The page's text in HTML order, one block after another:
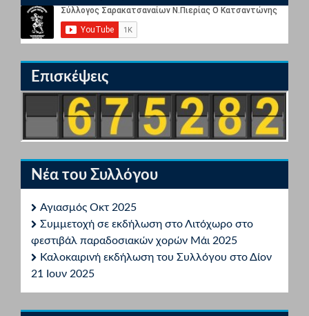
Επισκέψεις
Νέα του Συλλόγου
Αγιασμός Οκτ 2025
Συμμετοχή σε εκδήλωση στο Λιτόχωρο στο
φεστιβάλ παραδοσιακών χορών Μάι 2025
Καλοκαιρινή εκδήλωση του Συλλόγου στο Δίον
21 Ιουν 2025